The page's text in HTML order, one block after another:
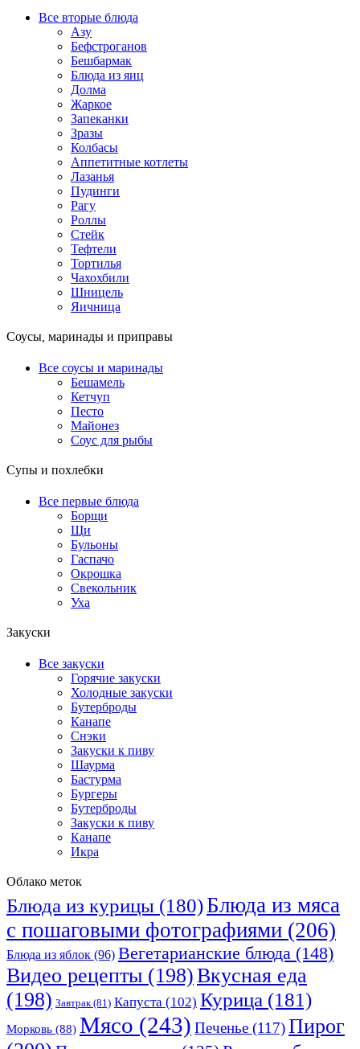
Все вторые блюда
Азу
Бефстроганов
Бешбармак
Блюда из яиц
Долма
Жаркое
Запеканки
Зразы
Колбасы
Аппетитные котлеты
Лазанья
Пудинги
Рагу
Роллы
Стейк
Тефтели
Тортилья
Чахохбили
Шницель
Яичница
Соусы, маринады и приправы
Все соусы и маринады
Бешамель
Кетчуп
Песто
Майонез
Соус для рыбы
Супы и похлебки
Все первые блюда
Борщи
Щи
Бульоны
Гаспачо
Окрошка
Свекольник
Уха
Закуски
Все закуски
Горячие закуски
Холодные закуски
Бутерброды
Канапе
Снэки
Закуски к пиву
Шаурма
Бастурма
Бургеры
Бутерброды
Закуски к пиву
Канапе
Икра
Облако меток
Блюда из курицы (180)Блюда из мяса
с пошаговыми фотографиями (206)
Блюда из яблок (96) Вегетарианские блюда (148)
Видео рецепты (198)Вкусная еда
(198) Завтрак(81) Капуста (102) Курица (181)
Морковь (88) Мясо (243) Печенье (117)Пирог